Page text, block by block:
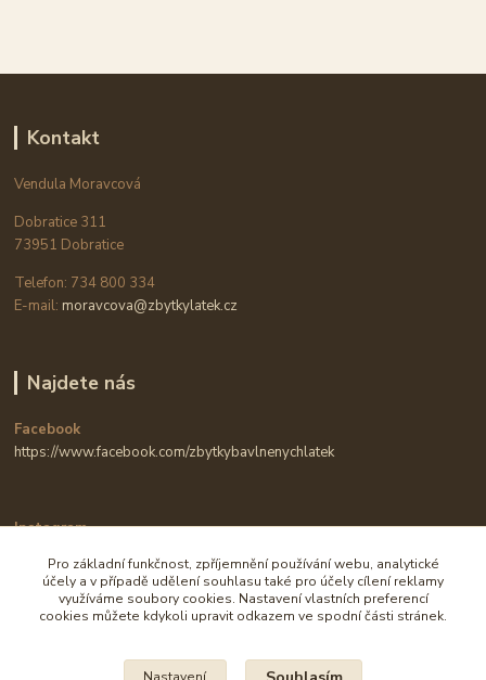
Kontakt
Vendula Moravcová
Dobratice 311
73951 Dobratice
Telefon: 734 800 334
E-mail: moravcova@zbytkylatek.cz
Najdete nás
Facebook
https://www.facebook.com/zbytkybavlnenychlatek
Instagram
Pro základní funkčnost, zpříjemnění používání webu, analytické
účely a v případě udělení souhlasu také pro účely cílení reklamy
využíváme soubory cookies. Nastavení vlastních preferencí
cookies můžete kdykoli upravit odkazem ve spodní části stránek.